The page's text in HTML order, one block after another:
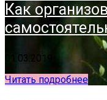
Как
01.03.2019
Читать подробнее